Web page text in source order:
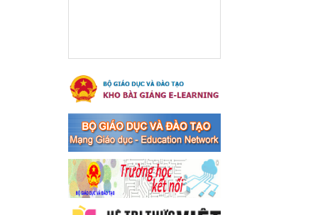
hoàn toàn miền năm -
thống nhất đất nước
(30/4/1975-30/4/2024) và
Quốc tế lao động 01/5
Thông báo về việc treo Quốc
kỳ và nghỉ lễ kỉ niệm 49 năm
ngày Giải phóng hoàn toàn
miền năm - thống nhất đất
nước (30/4/1975-30/4/2024)
và Quốc tế lao động 01/5